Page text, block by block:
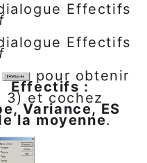
Effectifs
Effectifs
pour obtenir
Effectifs :
3) et cochez
Variance, ES
la moyenne.